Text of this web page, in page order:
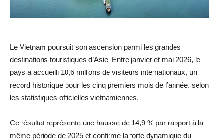
Le Vietnam poursuit son ascension parmi les grandes
destinations touristiques d’Asie. Entre janvier et mai 2026, le
pays a accueilli 10,6 millions de visiteurs internationaux, un
record historique pour les cinq premiers mois de l’année, selon
les statistiques officielles vietnamiennes.
Ce résultat représente une hausse de 14,9 % par rapport à la
même période de 2025 et confirme la forte dynamique du